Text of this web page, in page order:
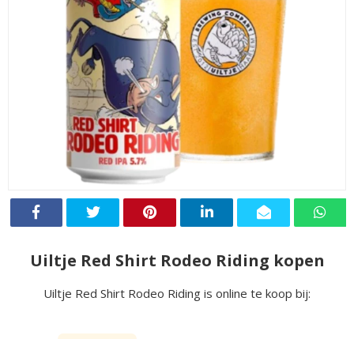
Uiltje Red Shirt Rodeo Riding kopen
Uiltje Red Shirt Rodeo Riding is online te koop bij: